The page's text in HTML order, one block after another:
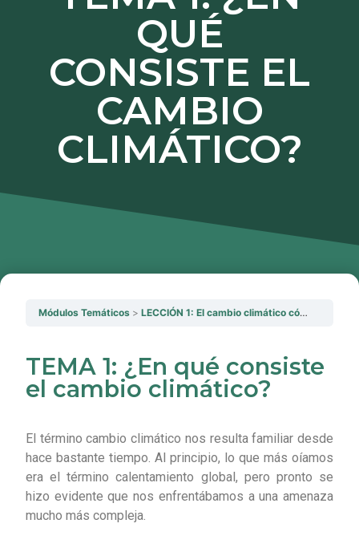
QUÉ
CONSISTE EL
CAMBIO
CLIMÁTICO?
Módulos Temáticos LECCIÓN 1: El cambio climático cómo fenómeno global
TEMA 1: ¿En qué consiste
el cambio climático?
El término cambio climático nos resulta familiar desde
hace bastante tiempo. Al principio, lo que más oíamos
era el término calentamiento global, pero pronto se
hizo evidente que nos enfrentábamos a una amenaza
mucho más compleja.